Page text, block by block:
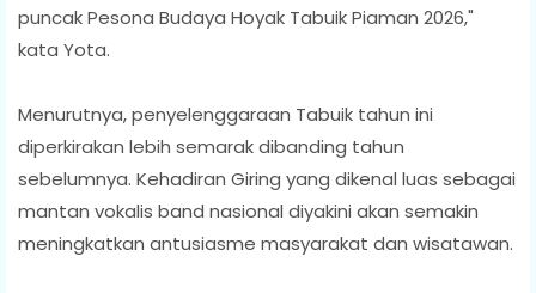
puncak Pesona Budaya Hoyak Tabuik Piaman 2026,"
kata Yota.
Menurutnya, penyelenggaraan Tabuik tahun ini
diperkirakan lebih semarak dibanding tahun
sebelumnya. Kehadiran Giring yang dikenal luas sebagai
mantan vokalis band nasional diyakini akan semakin
meningkatkan antusiasme masyarakat dan wisatawan.